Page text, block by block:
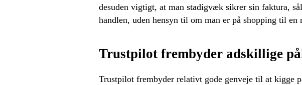
desuden vigtigt, at man stadigvæk sikrer sin faktura,
handlen, uden hensyn til om man er på shopping til en
Trustpilot frembyder adskillige
Trustpilot frembyder relativt gode genveje til at kigge